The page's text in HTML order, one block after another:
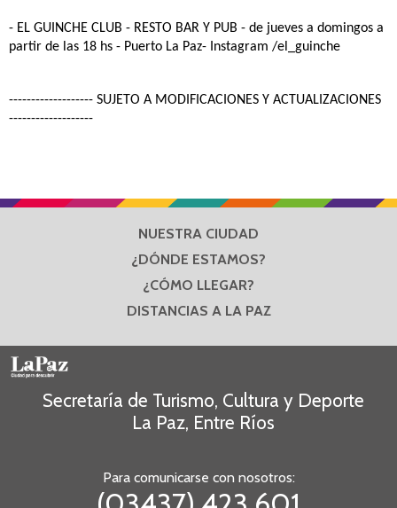
- EL GUINCHE CLUB - RESTO BAR Y PUB - de jueves a domingos a
partir de las 18 hs - Puerto La Paz- Instagram /el_guinche
------------------- SUJETO A MODIFICACIONES Y ACTUALIZACIONES
-------------------
NUESTRA CIUDAD
¿DÓNDE ESTAMOS?
¿CÓMO LLEGAR?
DISTANCIAS A LA PAZ
Secretaría de Turismo, Cultura y Deporte
La Paz, Entre Ríos
Para comunicarse con nosotros: